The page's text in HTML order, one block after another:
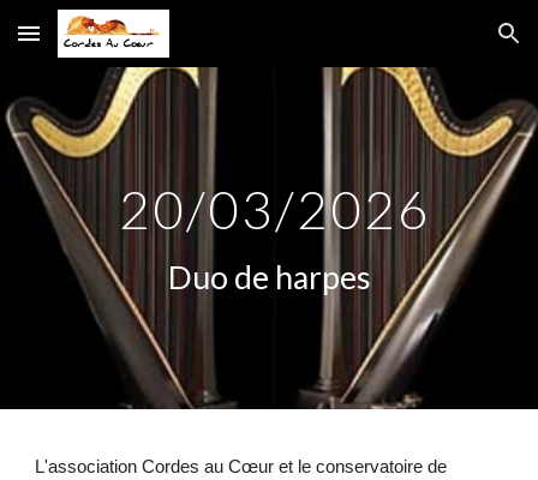
Skip to main content Skip to navigation
20/03/2026
Duo de harpes
L'association Cordes au Cœur et leconservatoire de